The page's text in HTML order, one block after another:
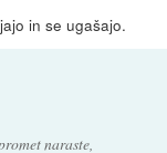
in se ugašajo.
naraste,